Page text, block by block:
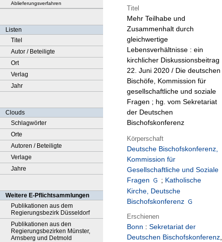
Ablieferungsverfahren
Listen
Titel
Autor / Beteiligte
Ort
Verlag
Jahr
Clouds
Schlagwörter
Orte
Autoren / Beteiligte
Verlage
Jahre
Weitere E-Pflichtsammlungen
Publikationen aus dem
Regierungsbezirk Düsseldorf
Publikationen aus den
Regierungsbezirken Münster,
Arnsberg und Detmold
Titel
Mehr Teilhabe und
Zusammenhalt durch
gleichwertige
Lebensverhältnisse : ein
kirchlicher Diskussionsbeitrag
22. Juni 2020 / Die deutschen
Bischöfe, Kommission für
gesellschaftliche und soziale
Fragen ; hg. vom Sekretariat
der Deutschen
Bischofskonferenz
Körperschaft
Deutsche Bischofskonferenz,
Kommission für
Gesellschaftliche und Soziale
Fragen
; Katholische
Kirche, Deutsche
Bischofskonferenz
Erschienen
Bonn : Sekretariat der
Deutschen Bischofskonferenz,